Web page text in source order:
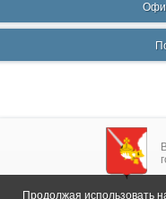
Продолжая использовать